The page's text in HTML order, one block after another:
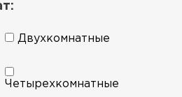
Двухкомнатные
Четырехкомнатные